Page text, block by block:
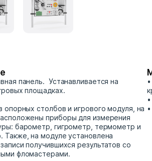
панель. Устанавливается на
площадках.
опорных столбов и игрового модуля, на
приборы для измерения
барометр, гигрометр, термометр и
Также, на модуле установлена
получившихся результатов со
фломастерами.